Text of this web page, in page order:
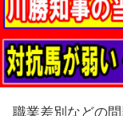
職業差別などの